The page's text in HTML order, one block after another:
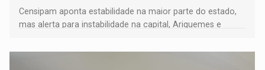
Censipam aponta estabilidade na maior parte do estado,
mas alerta para instabilidade na capital, Ariquemes e